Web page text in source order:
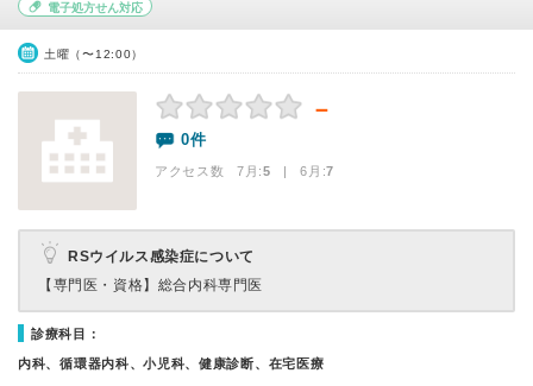
電子処方せん対応
土曜（〜12:00）
－
0件
アクセス数 7月:5 | 6月:7
RSウイルス感染症について
【専門医・資格】 総合内科専門医
診療科目：
内科、循環器内科、小児科、健康診断、在宅医療